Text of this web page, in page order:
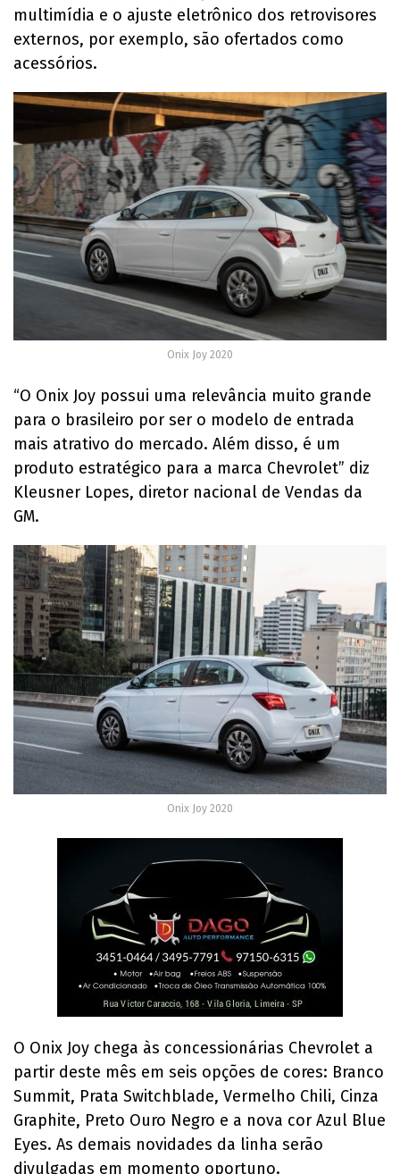
multimídia e o ajuste eletrônico dos retrovisores
externos, por exemplo, são ofertados como
acessórios.
Onix Joy 2020
“O Onix Joy possui uma relevância muito grande
para o brasileiro por ser o modelo de entrada
mais atrativo do mercado. Além disso, é um
produto estratégico para a marca Chevrolet” diz
Kleusner Lopes, diretor nacional de Vendas da
GM.
Onix Joy 2020
O Onix Joy chega às concessionárias Chevrolet a
partir deste mês em seis opções de cores: Branco
Summit, Prata Switchblade, Vermelho Chili, Cinza
Graphite, Preto Ouro Negro e a nova cor Azul Blue
Eyes. As demais novidades da linha serão
divulgadas em momento oportuno.